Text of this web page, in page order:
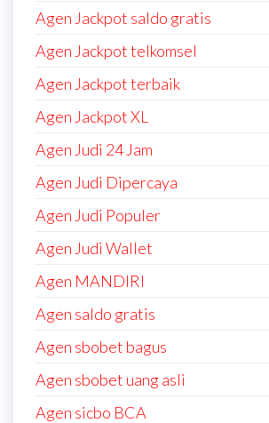
Agen Jackpot saldo gratis
Agen Jackpot telkomsel
Agen Jackpot terbaik
Agen Jackpot XL
Agen Judi 24 Jam
Agen Judi Dipercaya
Agen Judi Populer
Agen Judi Wallet
Agen MANDIRI
Agen saldo gratis
Agen sbobet bagus
Agen sbobet uang asli
Agen sicbo BCA